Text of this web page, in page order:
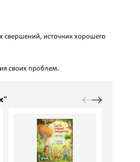
источник хорошего